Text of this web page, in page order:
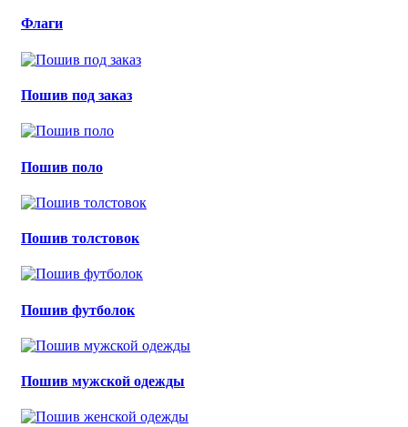
Флаги
Пошив под заказ
Пошив поло
Пошив толстовок
Пошив футболок
Пошив мужской одежды